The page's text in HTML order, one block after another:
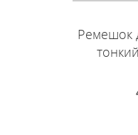
Ремешок